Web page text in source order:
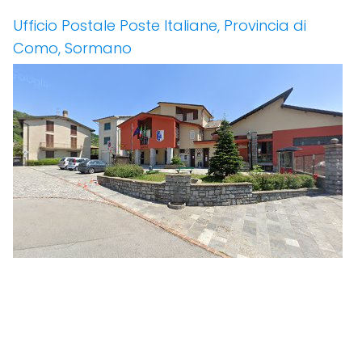
Ufficio Postale Poste Italiane, Provincia di
Como, Sormano